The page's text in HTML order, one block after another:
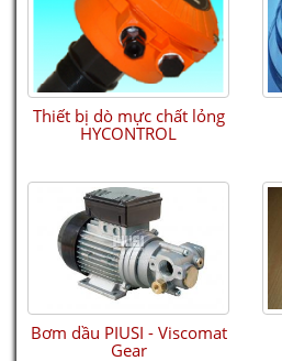
Thiết bị dò mực chất lỏng
HYCONTROL
Bơm dầu PIUSI - Viscomat
Gear